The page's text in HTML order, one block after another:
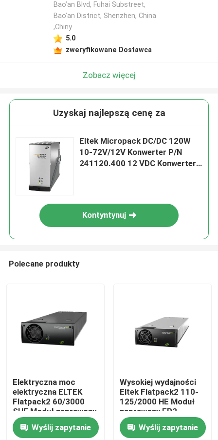
Produkty
Filmy
Bao’an Blvd, Fuhai Substreet,
Bao’an District, Shenzhen, China
,Chiny
5.0
zweryfikowane Dostawca
Zobacz więcej
Uzyskaj najlepszą cenę za
Eltek Micropack DC/DC 120W
10-72V/12V Konwerter P/N
241120.400 12 VDC Konwertery
Kontyntynuj
Polecane produkty
Elektryczna moc
elektryczna ELTEK
Flatpack2 60/3000
SHE Moduł naprawczy
241119.706
Wyślij zapytanie
Wysokiej wydajności
Eltek Flatpack2 110-
125/2000 HE Moduł
naprawczy FP2
110/2000 HE WOR
Część nr 241115.805
Wyślij zapytanie